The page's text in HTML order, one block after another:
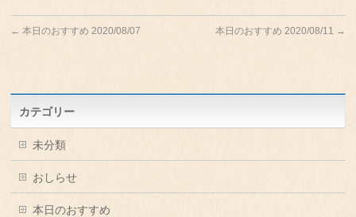
← 本日のおすすめ 2020/08/07 本日のおすすめ 2020/08/11 →
カテゴリー
未分類
おしらせ
本日のおすすめ